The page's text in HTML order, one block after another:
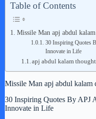
Table of Contents
Missile Man apj abdul
30 Inspiring Quotes
Innovate in Life
apj abdul kalam
Missile Man apj abdul kalam
30 Inspiring Quotes By APJ
Innovate in Life